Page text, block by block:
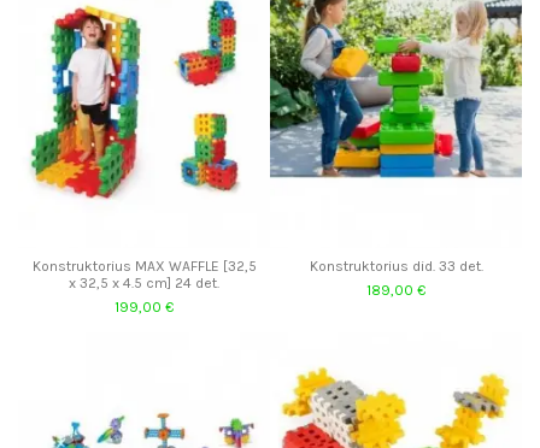
Konstruktorius MAX WAFFLE [32,5
x 32,5 x 4.5 cm] 24 det.
199,00 €
Konstruktorius did. 33 det.
189,00 €